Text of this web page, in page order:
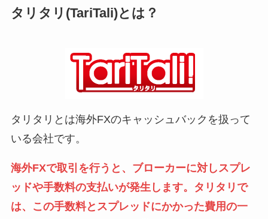
タリタリ(TariTali)とは？
タリタリとは海外FXのキャッシュバックを扱って
いる会社です。
海外FXで取引を行うと、ブローカーに対しスプレ
ッドや手数料の支払いが発生します。タリタリで
は、この手数料とスプレッドにかかった費用の一